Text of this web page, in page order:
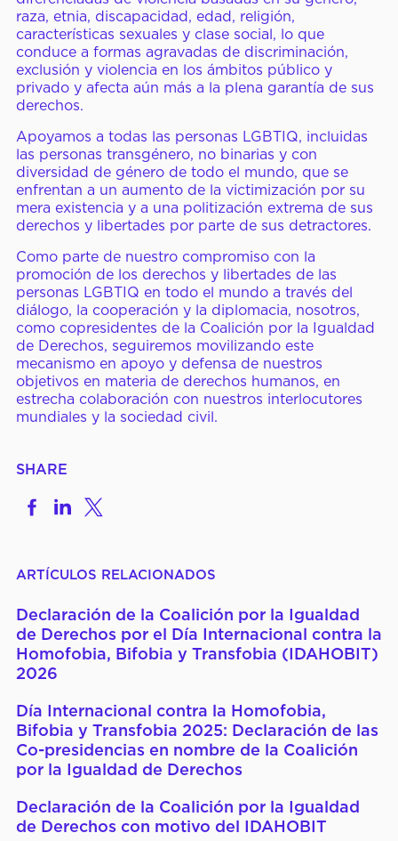
raza, etnia, discapacidad, edad, religión,
características sexuales y clase social, lo que
conduce a formas agravadas de discriminación,
exclusión y violencia en los ámbitos público y
privado y afecta aún más a la plena garantía de sus
derechos.
Apoyamos a todas las personas LGBTIQ, incluidas
las personas transgénero, no binarias y con
diversidad de género de todo el mundo, que se
enfrentan a un aumento de la victimización por su
mera existencia y a una politización extrema de sus
derechos y libertades por parte de sus detractores.
Como parte de nuestro compromiso con la
promoción de los derechos y libertades de las
personas LGBTIQ en todo el mundo a través del
diálogo, la cooperación y la diplomacia, nosotros,
como copresidentes de la Coalición por la Igualdad
de Derechos, seguiremos movilizando este
mecanismo en apoyo y defensa de nuestros
objetivos en materia de derechos humanos, en
estrecha colaboración con nuestros interlocutores
mundiales y la sociedad civil.
SHARE
ShareShareShare
ARTÍCULOS RELACIONADOS
Declaración de la Coalición por la Igualdad
de Derechos por el Día Internacional contra la
Homofobia, Bifobia y Transfobia (IDAHOBIT)
2026
Día Internacional contra la Homofobia,
Bifobia y Transfobia 2025: Declaración de las
Co-presidencias en nombre de la Coalición
por la Igualdad de Derechos
Declaración de la Coalición por la Igualdad
de Derechos con motivo del IDAHOBIT